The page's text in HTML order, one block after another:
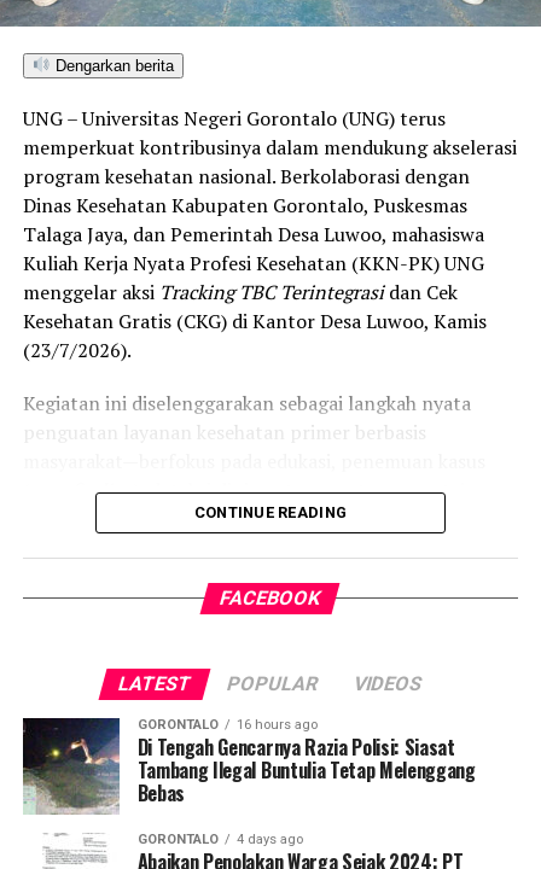
di Gorontalo masih berada pada kategori “Berkembang”
tertinggi di kawasan SulutGo sebagaimana dipaparkan
dalam Rakorwil TPAKD,” ungkap Wawali Indra Gobel
usai kegiatan.
Indra menambahkan, skor IKAD ini membuktikan bahwa
tingkat keterjangkauan, pemanfaatan, serta inklusivitas
layanan keuangan bagi masyarakat di Kota Gorontalo
berada di posisi terdepan.
menjadi indikator kuat atas keberhasilan pemerintah
daerah dalam mendorong masyarakat agar makin
fasilitas jasa keuangan yang berkelanjutan.
Dengarkan berita
UNG – Universitas Negeri Gorontalo (UNG) terus
memperkuat kontribusinya dalam mendukung akselerasi
program kesehatan nasional. Berkolaborasi dengan
Dinas Kesehatan Kabupaten Gorontalo, Puskesmas
Talaga Jaya, dan Pemerintah Desa Luwoo, mahasiswa
Kuliah Kerja Nyata Profesi Kesehatan (KKN-PK) UNG
menggelar aksi Tracking TBC Terintegrasidan Cek
Kesehatan Gratis (CKG) di Kantor Desa Luwoo, Kamis
(23/7/2026).
Kegiatan ini diselenggarakan sebagai langkah nyata
penguatan layanan kesehatan primer berbasis
case finding), deteksi dini, serta pemutusan rantai
penularan tuberkulosis (TBC) yang masih menjadi salah
Pelaksanaan program ini didampingi secara langsung
M.Kes., dr. Siti Rakhmatia P. Th. Kum, M.Biomed., Ns. Nur
Ayun R. Yusuf, S.Kep., M.Kep., dan Ns. Sartika, S.Kep.,
M.Kep. Pendampingan akademis ini memastikan seluruh
alur intervensi medis dan edukasi berjalan sesuai standar
prosedur operasional.
Koordinator Desa KKN-PK UNG Desa Luwoo, Taufik
CONTINUE READING
FACEBOOK
LATEST POPULAR VIDEOS
GORONTALO 16 hours ago
Di Tengah Gencarnya Razia Polisi: Siasat
Tambang Ilegal Buntulia Tetap Melenggang
Bebas
GORONTALO 4 days ago
Abaikan Penolakan Warga Sejak 2024: PT